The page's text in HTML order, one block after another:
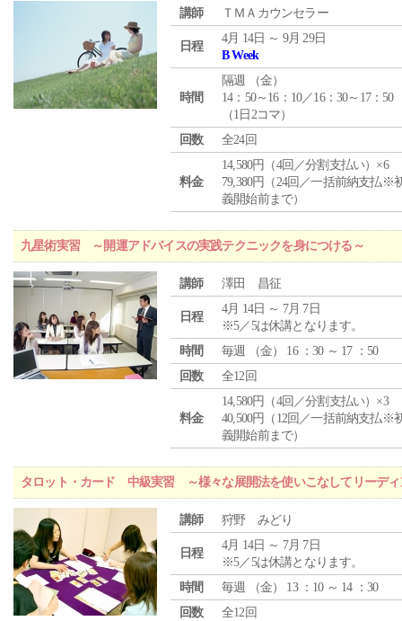
講師 ＴＭＡカウンセラー
日程
4月 14日 ～ 9月 29日
B Week
時間
隔週 （金）
14：50～16：10／16：30～17：50
（1日2コマ）
回数
全24回
料金
14,580円（4回／分割支払い）×6
79,380円（24回／一括前納支払※
義開始前まで）
九星術実習 ～開運アドバイスの実践テクニックを身につける～
講師 澤田 昌征
日程
4月 14日 ～ 7月 7日
※5／5は休講となります。
時間
毎週 （金） 16 ：30 ～ 17 ：50
回数
全12回
料金
14,580円（4回／分割支払い）×3
40,500円（12回／一括前納支払※
義開始前まで）
タロット・カード 中級実習 ～様々な展開法を使いこなしてリーディ
講師 狩野 みどり
日程
4月 14日 ～ 7月 7日
※5／5は休講となります。
時間
毎週 （金） 13 ：10 ～ 14 ：30
回数
全12回